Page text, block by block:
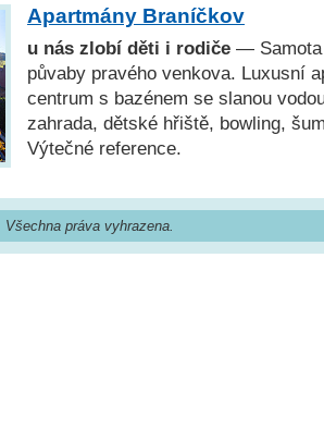
Apartmány Braníčkov
u nás zlobí děti i rodiče — Samota
půvaby pravého venkova. Luxusní
centrum s bazénem se slanou
zahrada, dětské hřiště, bowling,
Výtečné reference.
práva vyhrazena.